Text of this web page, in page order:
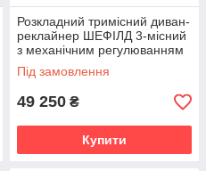
Розкладний тримісний диван-
реклайнер ШЕФІЛД 3-місний
з механічним регулюванням
Під замовлення
49 250 ₴
Купити